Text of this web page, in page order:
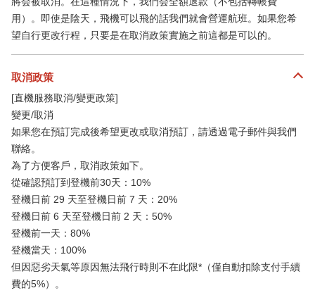
用）。即使是陰天，飛機可以飛的話我們就會營運航班。如果您希
望自行更改行程，只要是在取消政策實施之前這都是可以的。
取消政策
[直機服務取消/變更政策]
變更/取消
如果您在預訂完成後希望更改或取消預訂，請透過電子郵件與我們
聯絡。
為了方便客戶，取消政策如下。
從確認預訂到登機前30天：10%
登機日前 29 天至登機日前 7 天：20%
登機日前 6 天至登機日前 2 天：50%
登機前一天：80%
登機當天：100%
但因惡劣天氣等原因無法飛行時則不在此限*（僅自動扣除支付手續
費的5%）。